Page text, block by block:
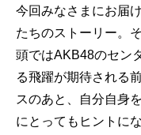
今回みなさまにお届
たちのストーリー。
頭ではAKB48のセン
る飛躍が期待される
スのあと、自分自身
にとってもヒントに